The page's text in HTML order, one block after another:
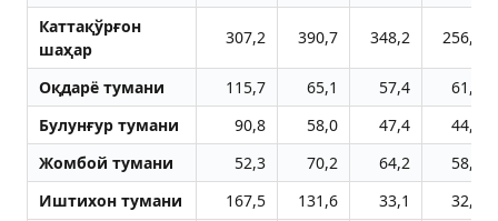
Каттақўрғон
шаҳар
307,2 390,7 348,2 256,6
Оқдарё тумани 115,7 65,1 57,4
61,8
Булунғур тумани
90,8 58,0 47,4
44,0
Жомбой тумани
52,3 70,2 64,2
58,6
Иштихон тумани
167,5 131,6 33,1
32,3